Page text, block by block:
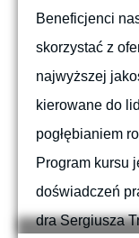
Beneficjenci
skorzystać z
najwyższej
kierowane do
pogłębianiem
Program kursu
doświadczeń
dra Sergiusza